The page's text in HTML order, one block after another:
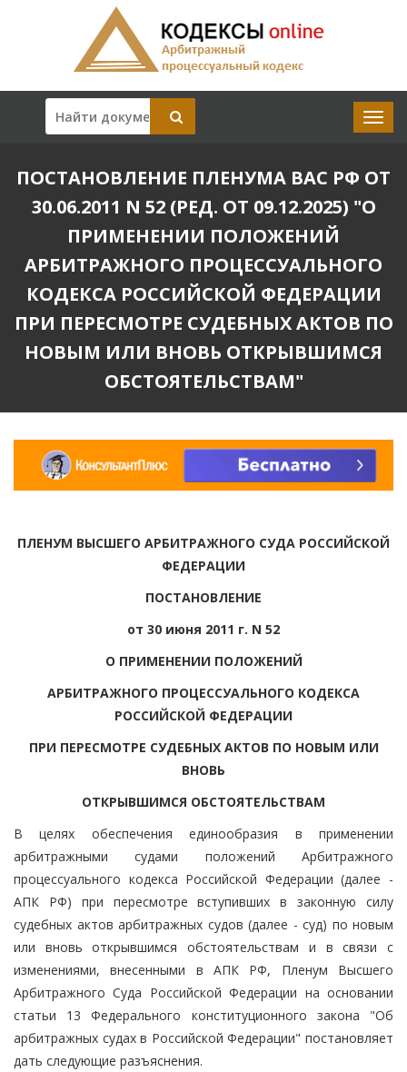
ПОСТАНОВЛЕНИЕ ПЛЕНУМА ВАС РФ ОТ
30.06.2011 N 52 (РЕД. ОТ 09.12.2025) "О
ПРИМЕНЕНИИ ПОЛОЖЕНИЙ
АРБИТРАЖНОГО ПРОЦЕССУАЛЬНОГО
КОДЕКСА РОССИЙСКОЙ ФЕДЕРАЦИИ
ПРИ ПЕРЕСМОТРЕ СУДЕБНЫХ АКТОВ ПО
НОВЫМ ИЛИ ВНОВЬ ОТКРЫВШИМСЯ
ОБСТОЯТЕЛЬСТВАМ"
ПЛЕНУМ ВЫСШЕГО АРБИТРАЖНОГО СУДА РОССИЙСКОЙ
ФЕДЕРАЦИИ
ПОСТАНОВЛЕНИЕ
от 30 июня 2011 г. N 52
О ПРИМЕНЕНИИ ПОЛОЖЕНИЙ
АРБИТРАЖНОГО ПРОЦЕССУАЛЬНОГО КОДЕКСА
РОССИЙСКОЙ ФЕДЕРАЦИИ
ПРИ ПЕРЕСМОТРЕ СУДЕБНЫХ АКТОВ ПО НОВЫМ ИЛИ
ВНОВЬ
ОТКРЫВШИМСЯ ОБСТОЯТЕЛЬСТВАМ
В целях обеспечения единообразия в применении
арбитражными судами положений Арбитражного
процессуального кодекса Российской Федерации (далее -
АПК РФ) при пересмотре вступивших в законную силу
судебных актов арбитражных судов (далее - суд) по новым
или вновь открывшимся обстоятельствам и в связи с
изменениями, внесенными в АПК РФ, Пленум Высшего
Арбитражного Суда Российской Федерации на основании
статьи 13 Федерального конституционного закона "Об
арбитражных судах в Российской Федерации" постановляет
дать следующие разъяснения.